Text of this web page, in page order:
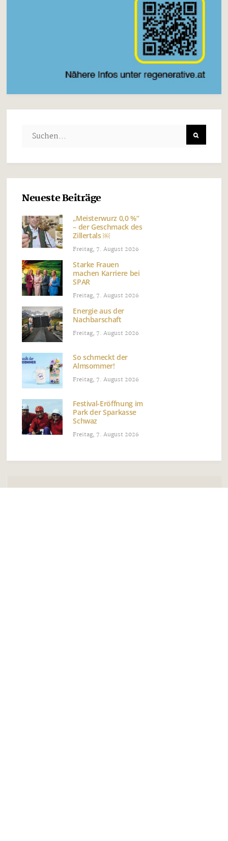
Neueste Beiträge
„Meisterwurz 0,0 %“
– der Geschmack des
Zillertals ￼
Freitag, 7. August 2026
Starke Frauen
machen Karriere bei
SPAR
Freitag, 7. August 2026
Energie aus der
Nachbarschaft
Freitag, 7. August 2026
So schmeckt der
Almsommer!
Freitag, 7. August 2026
Festival-Eröffnung im
Park der Sparkasse
Schwaz
Freitag, 7. August 2026